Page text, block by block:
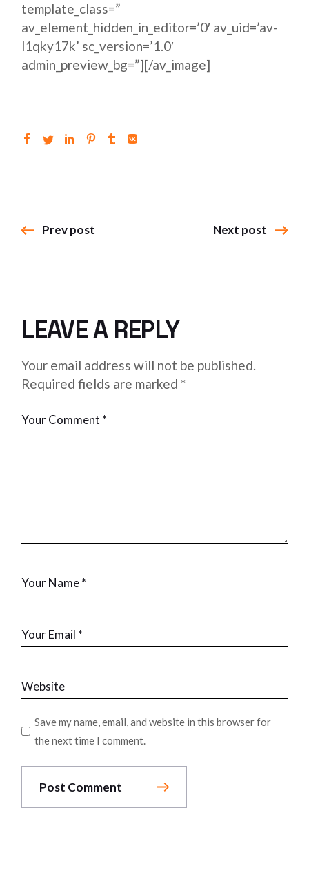
template_class=”
av_element_hidden_in_editor=’0′ av_uid=’av-
l1qky17k’ sc_version=’1.0′
admin_preview_bg=”][/av_image]
Prev post Next post
LEAVE A REPLY
Your email address will not be published.
Required fields are marked*
Save my name, email, and website in this browser for
the next time I comment.
Post Comment